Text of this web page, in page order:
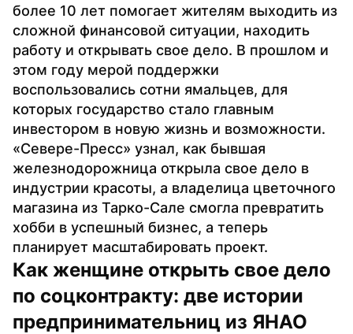
более 10 лет помогает жителям выходить из
сложной финансовой ситуации, находить
работу и открывать свое дело. В прошлом и
этом году мерой поддержки
воспользовались сотни ямальцев, для
которых государство стало главным
инвестором в новую жизнь и возможности.
«Севере-Пресс» узнал, как бывшая
железнодорожница открыла свое дело в
индустрии красоты, а владелица цветочного
магазина из Тарко-Сале смогла превратить
хобби в успешный бизнес, а теперь
планирует масштабировать проект.
Как женщине открыть свое дело
по соцконтракту: две истории
предпринимательниц из ЯНАО